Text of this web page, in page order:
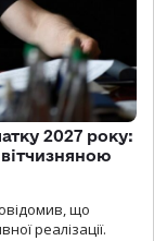
2027 року:
що
реалізації.